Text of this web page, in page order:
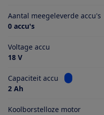
Aantal meegeleverde accu's
0 accu's
Voltage accu
18 V
Capaciteit accu
Bekijk
2 Ah
Koolborstelloze motor